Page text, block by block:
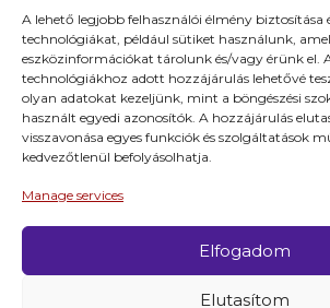
A lehető legjobb felhasználói élmény biztosítása
technológiákat, például sütiket használunk,
eszközinformációkat tárolunk és/vagy érünk el.
technológiákhoz adott hozzájárulás lehetővé
olyan adatokat kezeljünk, mint a böngészési
használt egyedi azonosítók. A hozzájárulás
visszavonása egyes funkciók és szolgáltatások
kedvezőtlenül befolyásolhatja.
Manage services
Elfogadom
Elutasítom
HASZNOS LINKEK
Adatkezelési tájékoztató
Impresszum
© 2026 Minden jog